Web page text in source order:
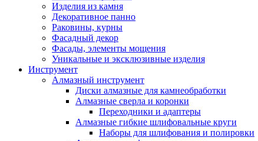
Изделия из камня
Декоративное панно
Раковины, курны
Фасадный декор
Фасады, элементы мощения
Уникальные и эксклюзивные изделия
Инструмент
Алмазный инструмент
Диски алмазные для камнеобработки
Алмазные сверла и коронки
Переходники и адаптеры
Алмазные гибкие шлифовальные круги
Наборы для шлифования и полировки